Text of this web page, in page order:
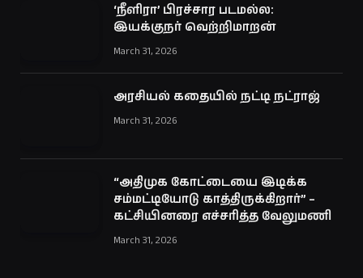
‘நீளிரா’ பிரச்சார படமல்ல:
இயக்குநர் வெற்றிமாறன்
March 31, 2026
அரசியல் கதையில் நட்டி நட்ராஜ்
March 31, 2026
“அதிமுக கோட்டையை இடிக்க
சம்மட்டியோடு காத்திருக்கிறார்” –
கட்சியினரை எச்சரித்த வேலுமணி
March 31, 2026